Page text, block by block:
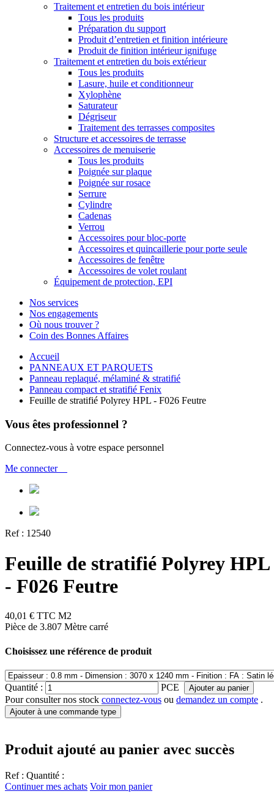
Traitement et entretien du bois intérieur
Tous les produits
Préparation du support
Produit d’entretien et finition intérieure
Produit de finition intérieur ignifuge
Traitement et entretien du bois extérieur
Tous les produits
Lasure, huile et conditionneur
Xylophène
Saturateur
Dégriseur
Traitement des terrasses composites
Structure et accessoires de terrasse
Accessoires de menuiserie
Tous les produits
Poignée sur plaque
Poignée sur rosace
Serrure
Cylindre
Cadenas
Verrou
Accessoires pour bloc-porte
Accessoires et quincaillerie pour porte seule
Accessoires de fenêtre
Accessoires de volet roulant
Équipement de protection, EPI
Nos services
Nos engagements
Où nous trouver ?
Coin des Bonnes Affaires
Accueil
PANNEAUX ET PARQUETS
Panneau replaqué, mélaminé & stratifié
Panneau compact et stratifié Fenix
Feuille de stratifié Polyrey HPL - F026 Feutre
Vous êtes professionnel ?
Connectez-vous à votre espace personnel
Me connecter
Ref : 12540
Feuille de stratifié Polyrey HPL
- F026 Feutre
40,01 € TTC M2
Pièce de 3.807 Mètre carré
Choisissez une référence de produit
Quantité : PCE Ajouter au panier
Pour consulter nos stock connectez-vous ou demandez un compte .
Ajouter à une commande type
Produit ajouté au panier avec succès
Ref : Quantité :
Continuer mes achats Voir mon panier